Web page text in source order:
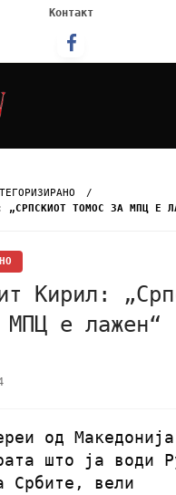
Контакт
„СРПСКИОТ ТОМОС ЗА МПЦ Е
Кирил:
МПЦ е лажен“
од
што ја води
Србите, вели